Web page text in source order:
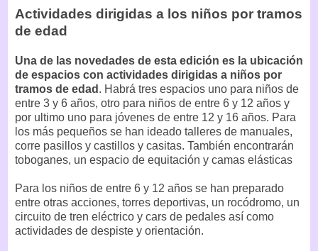
Actividades dirigidas a los niños por tramos
de edad
Una de las novedades de esta edición es la ubicación
de espacios con actividades dirigidas a niños por
tramos de edad . Habrá tres espacios uno para niños de
entre 3 y 6 años, otro para niños de entre 6 y 12 años y
por ultimo uno para jóvenes de entre 12 y 16 años. Para
los más pequeños se han ideado talleres de manuales,
corre pasillos y castillos y casitas. También encontrarán
toboganes, un espacio de equitación y camas elásticas
Para los niños de entre 6 y 12 años se han preparado
entre otras acciones, torres deportivas, un rocódromo, un
circuito de tren eléctrico y cars de pedales así como
actividades de despiste y orientación.